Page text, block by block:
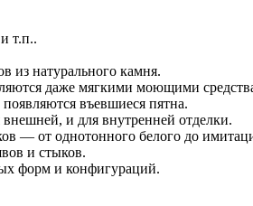
т.п..
из натурального камня.
даже мягкими моющими
въевшиеся пятна.
внешней, и для внутренней отделки.
— от однотонного белого до
и стыков.
форм и конфигураций.